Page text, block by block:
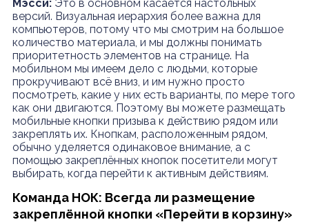
Мэсси:Это в основном касается настольных
версий. Визуальная иерархия более важна для
компьютеров, потому что мы смотрим на большое
количество материала, и мы должны понимать
приоритетность элементов на странице. На
мобильном мы имеем дело с людьми, которые
прокручивают всё вниз, и им нужно просто
посмотреть, какие у них есть варианты, по мере того
как они двигаются. Поэтому вы можете размещать
мобильные кнопки призыва к действию рядом или
закреплять их. Кнопкам, расположенным рядом,
обычно уделяется одинаковое внимание, а с
помощью закреплённых кнопок посетители могут
выбирать, когда перейти к активным действиям.
Команда НОК: Всегда ли размещение
закреплённой кнопки «Перейти в корзину»